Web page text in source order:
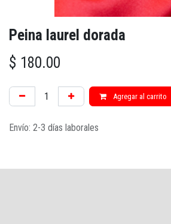
Peina laurel dorada
$ 180.00
Agregar al carrito
Envío: 2-3 días laborales